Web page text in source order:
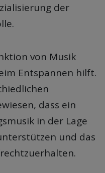
der
von Musik
Entspannen hilft.
dass ein
in der Lage
und das